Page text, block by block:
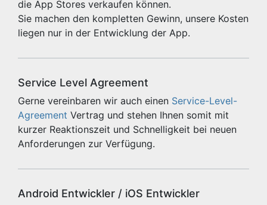
die App Stores verkaufen können.
Sie machen den kompletten Gewinn, unsere Kosten
liegen nur in der Entwicklung der App.
Service Level Agreement
Gerne vereinbaren wir auch einen Service-Level-
Agreement Vertrag und stehen Ihnen somit mit
kurzer Reaktionszeit und Schnelligkeit bei neuen
Anforderungen zur Verfügung.
Android Entwickler / iOS Entwickler